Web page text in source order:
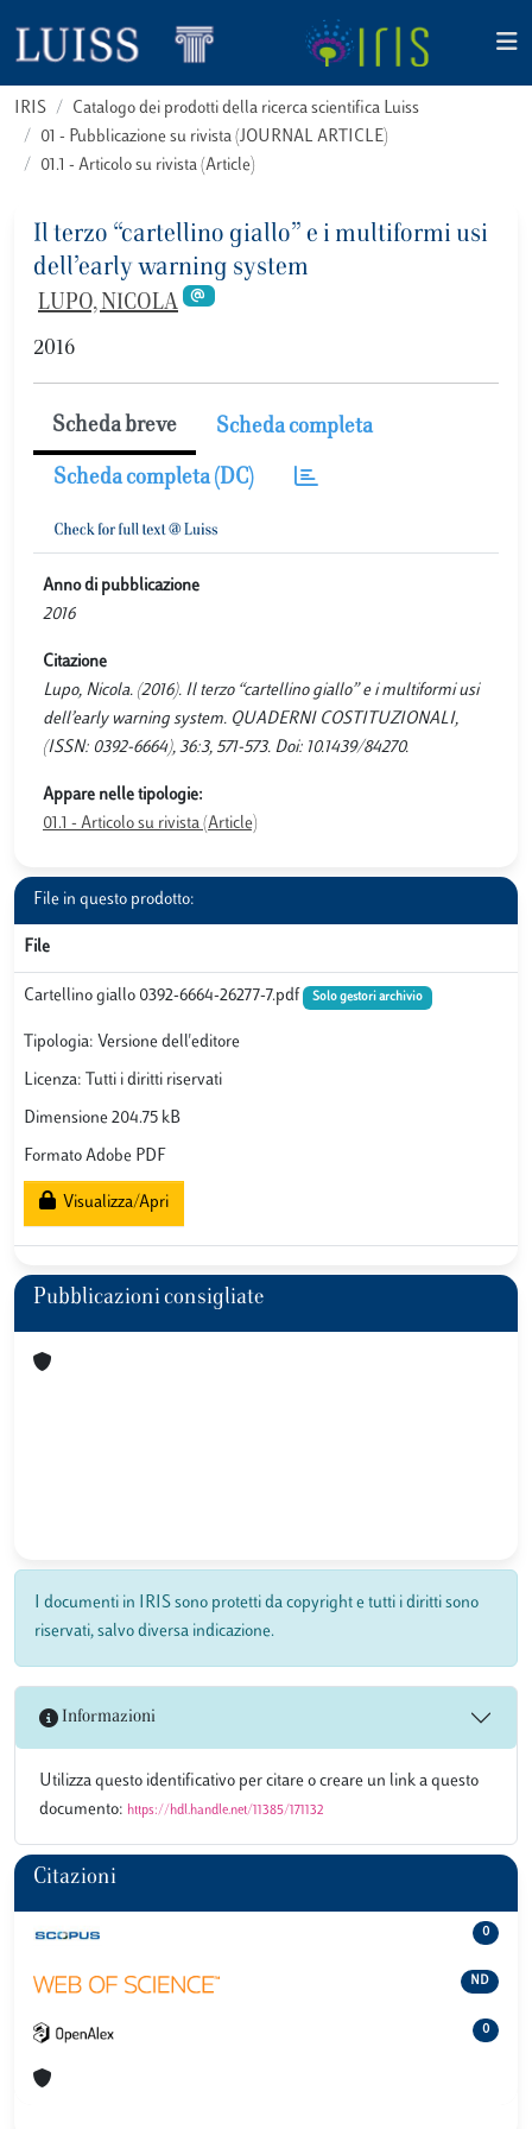
IRIS
Catalogo dei prodotti della ricerca scientifica Luiss
01 - Pubblicazione su rivista (JOURNAL ARTICLE)
01.1 - Articolo su rivista (Article)
Il terzo “cartellino giallo” e i multiformi usi
dell’early warning system
LUPO, NICOLA
2016
Scheda breve Scheda completa
Scheda completa (DC)
Anno di pubblicazione
2016
Citazione
Lupo, Nicola. (2016). Il terzo “cartellino giallo” e i multiformi usi
dell’early warning system. QUADERNI COSTITUZIONALI,
(ISSN: 0392-6664), 36:3, 571-573. Doi: 10.1439/84270.
Appare nelle tipologie:
01.1 - Articolo su rivista (Article)
File in questo prodotto:
File
Cartellino giallo 0392-6664-26277-7.pdf Solo gestori archivio
Tipologia: Versione dell'editore
Licenza: Tutti i diritti riservati
Dimensione 204.75 kB
Formato Adobe PDF
Visualizza/Apri
Pubblicazioni consigliate
I documenti in IRIS sono protetti da copyright e tutti i diritti sono
riservati, salvo diversa indicazione.
Informazioni
Utilizza questo identificativo per citare o creare un link a questo
documento: https://hdl.handle.net/11385/171132
Citazioni
0
ND
0